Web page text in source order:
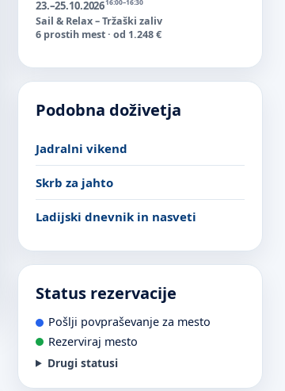
23.–25.10.2026
Sail & Relax – Tržaški zaliv
6 prostih mest · od 1.248 €
Podobna doživetja
Jadralni vikend
Skrb za jahto
Ladijski dnevnik in nasveti
Status rezervacije
Pošlji povpraševanje za mesto
Rezerviraj mesto
Drugi statusi